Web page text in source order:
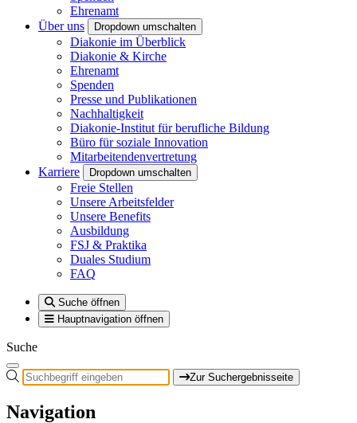
Ehrenamt
Über uns
Dropdown umschalten
Diakonie im Überblick
Diakonie & Kirche
Ehrenamt
Spenden
Presse und Publikationen
Nachhaltigkeit
Diakonie-Institut für berufliche Bildung
Büro für soziale Innovation
Mitarbeitendenvertretung
Karriere
Dropdown umschalten
Freie Stellen
Unsere Arbeitsfelder
Unsere Benefits
Ausbildung
FSJ & Praktika
Duales Studium
FAQ
Suche öffnen
Hauptnavigation öffnen
Suche
Zur Suchergebnisseite
Navigation